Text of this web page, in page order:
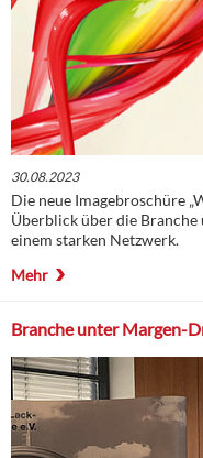
30.08.2023
Die neue Imagebroschüre
Überblick über die
einem starken Netzwerk.
Mehr
Branche unter Margen-